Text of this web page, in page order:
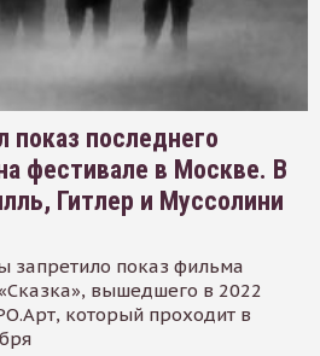
показ последнего
фестивале в Москве. В
Гитлер и Муссолини
запретило показ фильма
вышедшего в 2022
который проходит в